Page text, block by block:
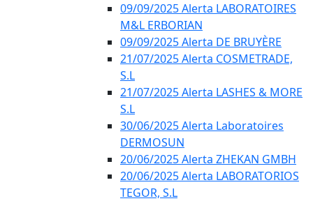
09/09/2025 Alerta LABORATOIRES
M&L ERBORIAN
09/09/2025 Alerta DE BRUYÈRE
21/07/2025 Alerta COSMETRADE,
S.L
21/07/2025 Alerta LASHES & MORE
S.L
30/06/2025 Alerta Laboratoires
DERMOSUN
20/06/2025 Alerta ZHEKAN GMBH
20/06/2025 Alerta LABORATORIOS
TEGOR, S.L